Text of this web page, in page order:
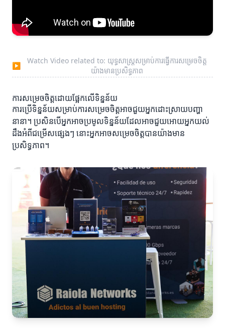
▶
Watch Video related to: យុទ្ធសាស្ត្រសម្រាប់ការធ្វើការសម្រេចចិត្ត
យ៉ាងមានប្រសិទ្ធភាព
ការសម្រេចចិត្តដោយផ្អែកលើទិន្នន័យ
ការប្រើទិន្នន័យសម្រាប់ការសម្រេចចិត្តអាចជួយអ្នកដោះស្រាយបញ្ហា
នានា។ ប្រសិនបើអ្នកអាចប្រមូលទិន្នន័យដែលអាចជួយអោយអ្នកយល់
ដឹងអំពីជម្រើសផ្សេងៗ នោះអ្នកអាចសម្រេចចិត្តបានយ៉ាងមាន
ប្រសិទ្ធភាព។